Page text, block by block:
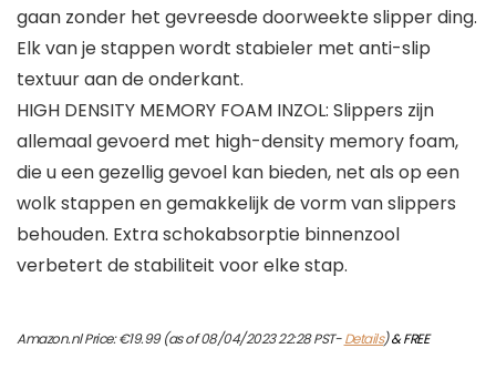
gaan zonder het gevreesde doorweekte slipper ding.
Elk van je stappen wordt stabieler met anti-slip
textuur aan de onderkant.
HIGH DENSITY MEMORY FOAM INZOL: Slippers zijn
allemaal gevoerd met high-density memory foam,
die u een gezellig gevoel kan bieden, net als op een
wolk stappen en gemakkelijk de vorm van slippers
behouden. Extra schokabsorptie binnenzool
verbetert de stabiliteit voor elke stap.
Amazon.nl Price:€19.99(as of 08/04/2023 22:28 PST-Details)&FREE